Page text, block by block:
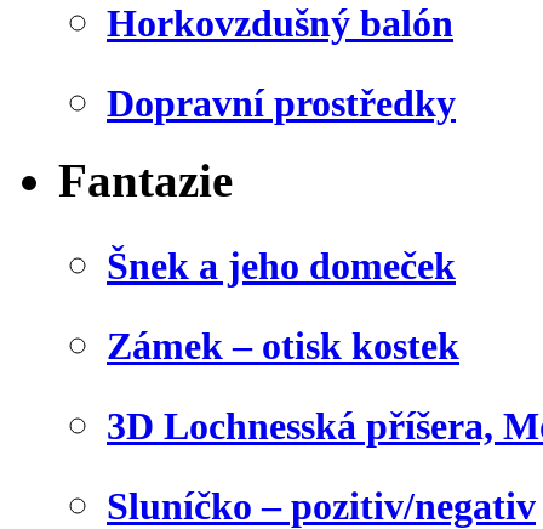
Horkovzdušný balón
Dopravní prostředky
Fantazie
Šnek a jeho domeček
Zámek – otisk kostek
3D Lochnesská příšera,
Sluníčko – pozitiv/negativ